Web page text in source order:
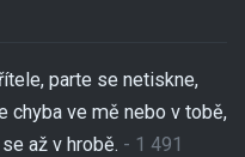
parte se netiskne,
chyba ve mě nebo v tobě,
až v hrobě. - 1 491